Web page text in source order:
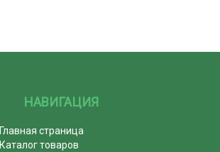
НАВИГАЦИЯ
Главная страница
Каталог товаров